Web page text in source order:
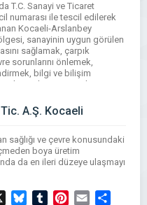
T.C. Sanayi ve Ticaret
numarası ile tescil edilerek
Kocaeli-Arslanbey
sanayinin uygun görülen
sağlamak, çarpık
sorunlarını önlemek,
bilgi ve bilişim
sanayi türlerini
hizmet etmektedir.
X BlueskyTumblrPinterest
EmailShare
A.Ş. Kocaeli
sağlığı ve çevre konusundaki
boya üretim
da en ileri düzeye ulaşmayı
BlueskyTumblrPinterest
Email